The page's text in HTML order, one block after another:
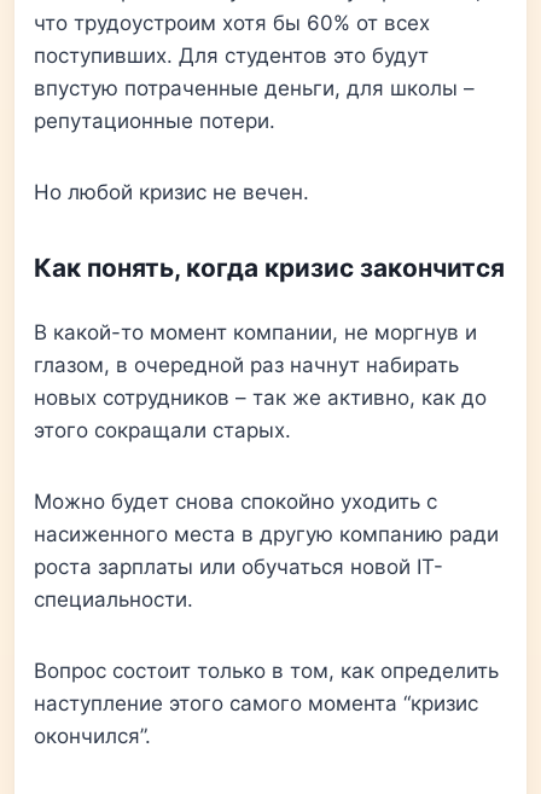
что трудоустроим хотя бы 60% от всех
поступивших. Для студентов это будут
впустую потраченные деньги, для школы –
репутационные потери.
Но любой кризис не вечен.
Как понять, когда кризис закончится
В какой-то момент компании, не моргнув и
глазом, в очередной раз начнут набирать
новых сотрудников – так же активно, как до
этого сокращали старых.
Можно будет снова спокойно уходить с
насиженного места в другую компанию ради
роста зарплаты или обучаться новой IT-
специальности.
Вопрос состоит только в том, как определить
наступление этого самого момента “кризис
окончился”.